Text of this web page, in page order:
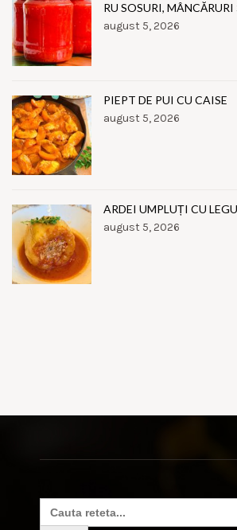
RU SOSURI, MÂNCĂRURI
august 5, 2026
PIEPT DE PUI CU CAISE
august 5, 2026
ARDEI UMPLUȚI CU
august 5, 2026
Search
for: